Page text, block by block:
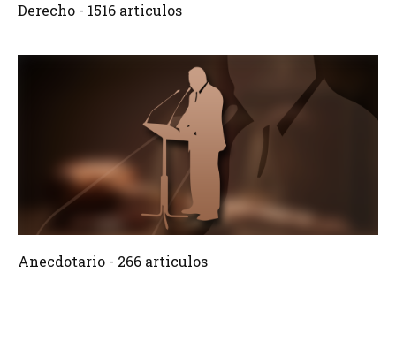
Derecho - 1516 articulos
Crear 266 Articulos
Anecdotario - 266 articulos